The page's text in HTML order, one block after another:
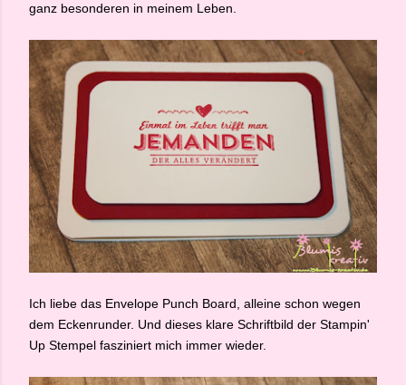
ganz besonderen in meinem Leben.
Ich liebe das Envelope Punch Board, alleine schon wegen
dem Eckenrunder. Und dieses klare Schriftbild der Stampin'
Up Stempel fasziniert mich immer wieder.